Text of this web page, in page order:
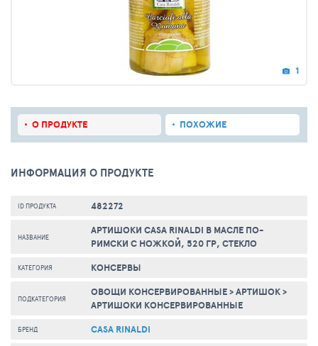
1
О ПРОДУКТЕ ПОХОЖИЕ
ИНФОРМАЦИЯ О ПРОДУКТЕ
ID ПРОДУКТА 482272
НАЗВАНИЕ
АРТИШОКИ CASA RINALDI В МАСЛЕ ПО-
РИМСКИ С НОЖКОЙ, 520 ГР, СТЕКЛО
КАТЕГОРИЯ КОНСЕРВЫ
ПОДКАТЕГОРИЯ ОВОЩИ КОНСЕРВИРОВАННЫЕ>АРТИШОК>
АРТИШОКИ КОНСЕРВИРОВАННЫЕ
БРЕНД CASA RINALDI